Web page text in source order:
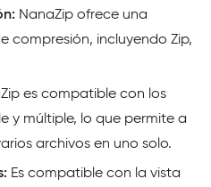
NanaZip ofrece una
compresión, incluyendo Zip,
es compatible con los
y múltiple, lo que permite a
archivos en uno solo.
Es compatible con la vista